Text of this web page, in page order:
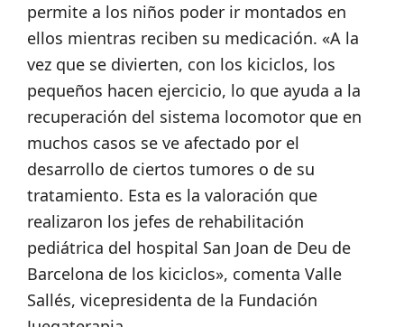
permite a los niños poder ir montados en
ellos mientras reciben su medicación. «A la
vez que se divierten, con los kiciclos, los
pequeños hacen ejercicio, lo que ayuda a la
recuperación del sistema locomotor que en
muchos casos se ve afectado por el
desarrollo de ciertos tumores o de su
tratamiento. Esta es la valoración que
realizaron los jefes de rehabilitación
pediátrica del hospital San Joan de Deu de
Barcelona de los kiciclos», comenta Valle
Sallés, vicepresidenta de la Fundación